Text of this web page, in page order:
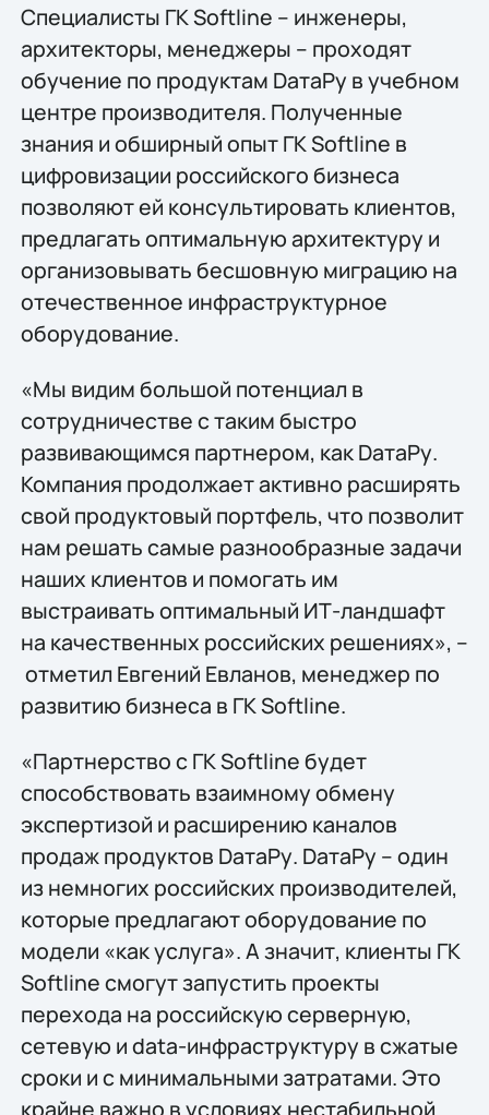
Специалисты ГК Softline – инженеры,
архитекторы, менеджеры – проходят
обучение по продуктам DатаРу в учебном
центре производителя. Полученные
знания и обширный опыт ГК Softline в
цифровизации российского бизнеса
позволяют ей консультировать клиентов,
предлагать оптимальную архитектуру и
организовывать бесшовную миграцию на
отечественное инфраструктурное
оборудование.
«Мы видим большой потенциал в
сотрудничестве с таким быстро
развивающимся партнером, как DатаРу.
Компания продолжает активно расширять
свой продуктовый портфель, что позволит
нам решать самые разнообразные задачи
наших клиентов и помогать им
выстраивать оптимальный ИТ-ландшафт
на качественных российских решениях», –
отметил Евгений Евланов, менеджер по
развитию бизнеса в ГК Softline.
«Партнерство с ГК Softline будет
способствовать взаимному обмену
экспертизой и расширению каналов
продаж продуктов DатаРу. DатаРу – один
из немногих российских производителей,
которые предлагают оборудование по
модели «как услуга». А значит, клиенты ГК
Softline смогут запустить проекты
перехода на российскую серверную,
сетевую и data-инфраструктуру в сжатые
сроки и с минимальными затратами. Это